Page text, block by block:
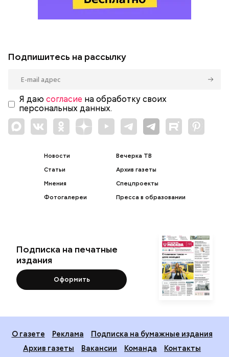
Подпишитесь на рассылку
Я даю согласие на обработку своих
персональных данных.
Новости
Статьи
Мнения
Фотогалереи
Вечерка ТВ
Архив газеты
Спецпроекты
Пресса в образовании
Подписка на печатные
издания
Оформить
О газете Реклама
Подписка на бумажные издания
Архив газеты
Вакансии Команда
Контакты